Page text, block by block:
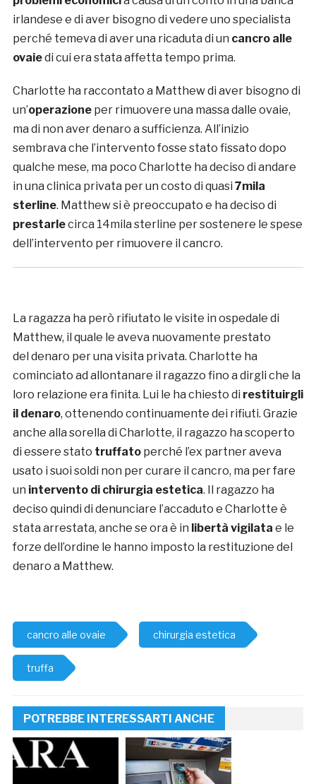
irlandese e di aver bisogno di vedere uno specialista
perché temeva di aver una ricaduta di un cancro alle
ovaiedi cui era stata affetta tempo prima.
Charlotte ha raccontato a Matthew di aver bisogno di
un’operazioneper rimuovere una massa dalle ovaie,
ma di non aver denaro a sufficienza. All’inizio
sembrava che l’intervento fosse stato fissato dopo
qualche mese, ma poco Charlotte ha deciso di andare
in una clinica privata per un costo di quasi 7mila
sterline. Matthew si è preoccupato e ha deciso di
prestarlecirca 14mila sterline per sostenere le spese
dell’intervento per rimuovere il cancro.
La ragazza ha però rifiutato le visite in ospedale di
Matthew, il quale le aveva nuovamente prestato
del denaro per una visita privata. Charlotte ha
cominciato ad allontanare il ragazzo fino a dirgli che la
loro relazione era finita. Lui le ha chiesto di restituirgli
il denaro, ottenendo continuamente dei rifiuti. Grazie
anche alla sorella di Charlotte, il ragazzo ha scoperto
di essere stato truffatoperché l’ex partner aveva
usato i suoi soldi non per curare il cancro, ma per fare
un intervento di chirurgia estetica. Il ragazzo ha
deciso quindi di denunciare l’accaduto e Charlotte è
stata arrestata, anche se ora è in libertà vigilata e le
forze dell’ordine le hanno imposto la restituzione del
denaro a Matthew.
cancro alle ovaie chirurgia estetica
truffa
POTREBBE INTERESSARTI ANCHE